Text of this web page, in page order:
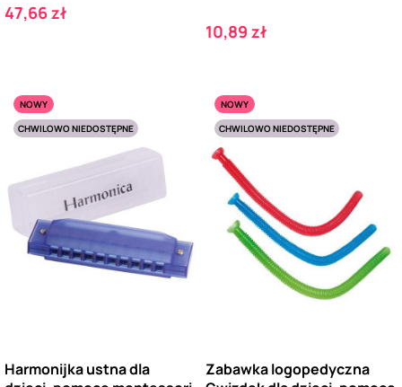
Cena
47,66 zł
Cena
10,89 zł
NOWY
CHWILOWO NIEDOSTĘPNE
Harmonijka ustna dla
NOWY
CHWILOWO NIEDOSTĘPNE
Zabawka logopedyczna